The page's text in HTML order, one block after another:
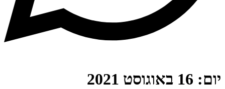
יום: 16 באוגוסט 2021